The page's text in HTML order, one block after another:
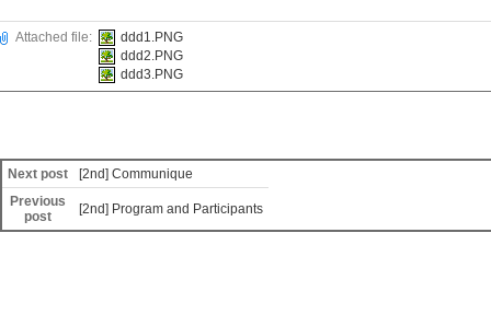
Attached file:
ddd1.PNG
ddd2.PNG
ddd3.PNG
Next post
[2nd] Communique
Previous
post
[2nd] Program and Participants